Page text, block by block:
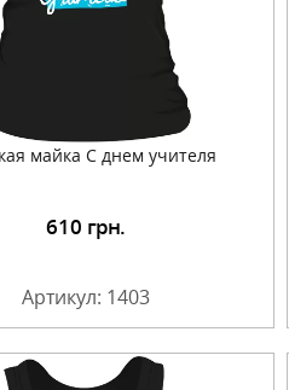
майка С днем учителя
610 грн.
Артикул: 1403
Подробнее